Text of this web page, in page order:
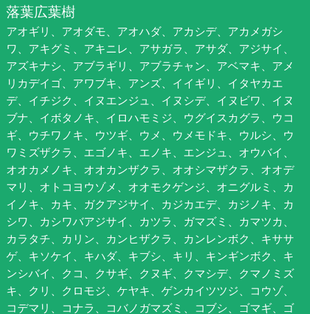
落葉広葉樹
アオギリ、アオダモ、アオハダ、アカシデ、アカメガシ
ワ、アキグミ、アキニレ、アサガラ、アサダ、アジサイ、
アズキナシ、アブラギリ、アブラチャン、アベマキ、アメ
リカデイゴ、アワブキ、アンズ、イイギリ、イタヤカエ
デ、イチジク、イヌエンジュ、イヌシデ、イヌビワ、イヌ
ブナ、イボタノキ、イロハモミジ、ウグイスカグラ、ウコ
ギ、ウチワノキ、ウツギ、ウメ、ウメモドキ、ウルシ、ウ
ワミズザクラ、エゴノキ、エノキ、エンジュ、オウバイ、
オオカメノキ、オオカンザクラ、オオシマザクラ、オオデ
マリ、オトコヨウゾメ、オオモクゲンジ、オニグルミ、カ
イノキ、カキ、ガクアジサイ、カジカエデ、カジノキ、カ
シワ、カシワバアジサイ、カツラ、ガマズミ、カマツカ、
カラタチ、カリン、カンヒザクラ、カンレンボク、キササ
ゲ、キソケイ、キハダ、キブシ、キリ、キンギンボク、キ
ンシバイ、クコ、クサギ、クヌギ、クマシデ、クマノミズ
キ、クリ、クロモジ、ケヤキ、ゲンカイツツジ、コウゾ、
コデマリ、コナラ、コバノガマズミ、コブシ、ゴマギ、ゴ